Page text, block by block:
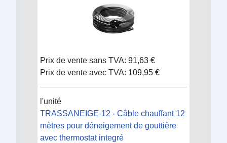
Prix de vente sans TVA: 91,63 €
Prix de vente avec TVA: 109,95 €
l'unité
TRASSANEIGE-12 - Câble chauffant 12
mètres pour déneigement de gouttière
avec thermostat integré